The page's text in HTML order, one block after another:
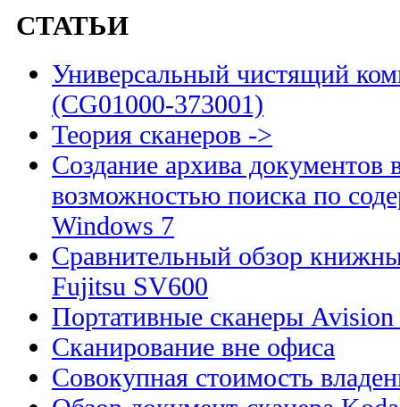
СТАТЬИ
Универсальный чистящий
(CG01000-373001)
Теория сканеров ->
Создание архива документов
возможностью поиска по
Windows 7
Сравнительный обзор
Fujitsu SV600
Портативные сканеры Avision
Сканирование вне офиса
Совокупная стоимость